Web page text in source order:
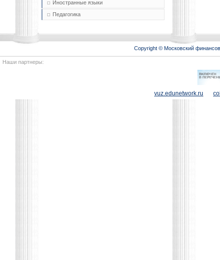
Иностранные языки
Педагогика
Copyright © Московский
Наши партнеры:
vuz.edunetwork.ru